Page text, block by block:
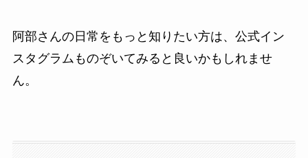
阿部さんの日常をもっと知りたい方は、公式イン
スタグラムものぞいてみると良いかもしれませ
ん。